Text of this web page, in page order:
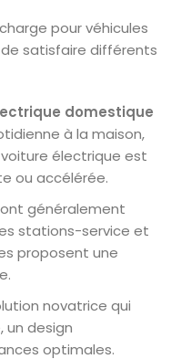
pour véhicules
satisfaire différents
domestique
à la maison,
électrique est
ou accélérée.
généralement
stations-service et
proposent une
novatrice qui
un design
optimales.